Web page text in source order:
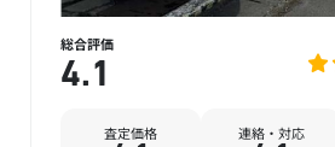
総合評価
4.1
査定価格 連絡・対応